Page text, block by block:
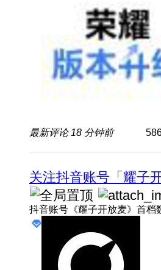
最新评论 18 分钟前
关注抖音账号「耀子